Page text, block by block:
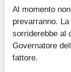
Al momento
prevarranno.
sorriderebbe al
Governatore
fattore.